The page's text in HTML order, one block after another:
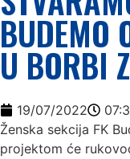
BUDEMO
U BORBI
19/07/2022
Ženska sekcija FK
projektom će